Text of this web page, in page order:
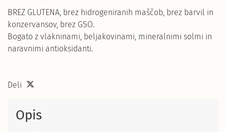
BREZ GLUTENA, brez hidrogeniranih maščob, brez barvil in
konzervansov, brez GSO.
Bogato z vlakninami, beljakovinami, mineralnimi solmi in
naravnimi antioksidanti.
Deli
Opis